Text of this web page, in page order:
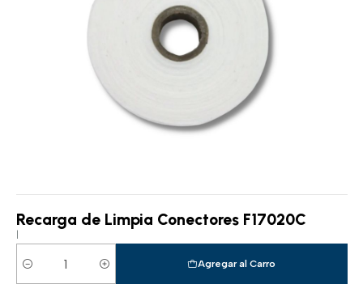
Recarga de Limpia Conectores F17020C
Cantidad
Agregar al Carro